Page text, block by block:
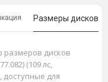
Размеры дисков
дисков
(109 лс,
доступные для